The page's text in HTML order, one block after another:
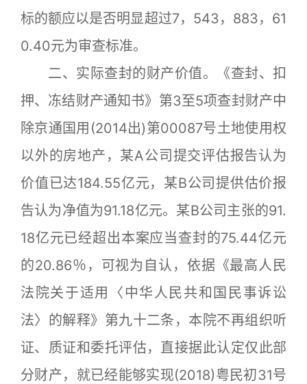
标的额应以是否明显超过7，543，883，61
0.40元为审查标准。
二、实际查封的财产价值。《查封、扣
押、冻结财产通知书》第3至5项查封财产中
除京通国用(2014出)第00087号土地使用权
以外的房地产，某A公司提交评估报告认为
价值已达184.55亿元，某B公司提供估价报
告认为净值为91.18亿元。某B公司主张的91.
18亿元已经超出本案应当查封的75.44亿元
的20.86％，可视为自认，依据《最高人民
法院关于适用〈中华人民共和国民事诉讼
法〉的解释》第九十二条，本院不再组织听
证、质证和委托评估，直接据此认定仅此部
分财产，就已经能够实现(2018)粤民初31号